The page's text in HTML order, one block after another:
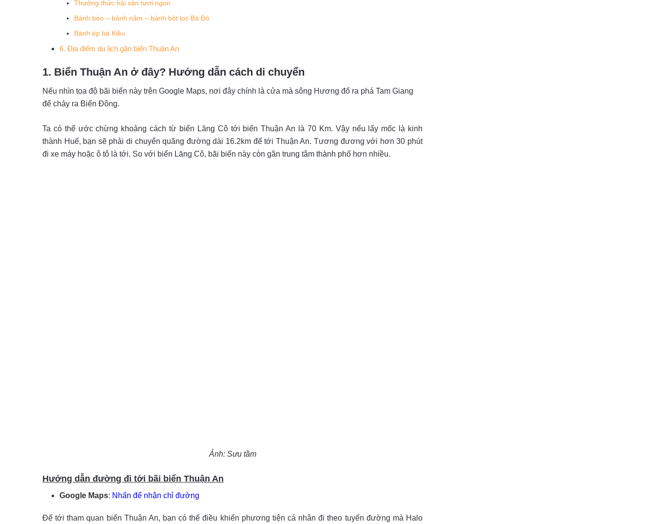
Thưởng thức hải sản tươi ngon
Bánh bèo – bánh nậm – bánh bột lọc Bà Đỏ
Bánh ép bà Kiều
6. Địa điểm du lịch gần biển Thuận An
1. Biển Thuận An ở đây? Hướng dẫn cách di chuyển
Nếu nhìn tọa độ bãi biển này trên Google Maps, nơi đây chính là cửa mà sông Hương đổ ra phá Tam Giang
để chảy ra Biển Đông.
Ta có thể ước chừng khoảng cách từ biển Lăng Cô tới biển Thuận An là 70 Km. Vậy nếu lấy mốc là kinh
thành Huế, bạn sẽ phải di chuyển quãng đường dài 16.2km để tới Thuận An. Tương đương với hơn 30 phút
đi xe máy hoặc ô tô là tới. So với biển Lăng Cô, bãi biển này còn gần trung tâm thành phố hơn nhiều.
Ảnh: Sưu tầm
Hướng dẫn đường đi tới bãi biển Thuận An
Google Maps: Nhấn để nhận chỉ đường
Để tới tham quan biển Thuận An, bạn có thể điều khiển phương tiện cá nhân đi theo tuyến đường mà Halo